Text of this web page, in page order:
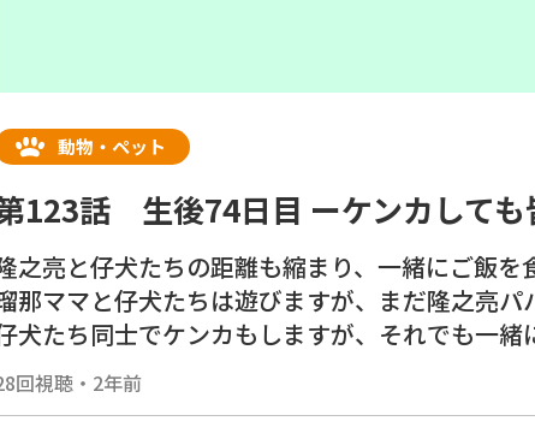
動物・ペット
123話 生後74日目 ーケンカしても
之亮と仔犬たちの距離も縮まり、一緒にご飯を
那ママと仔犬たちは遊びますが、まだ隆之亮パ
犬たち同士でケンカもしますが、それでも一緒
ヨークシャテリア ＃ヨーキー ＃多頭飼い
回視聴 ・ 2年前